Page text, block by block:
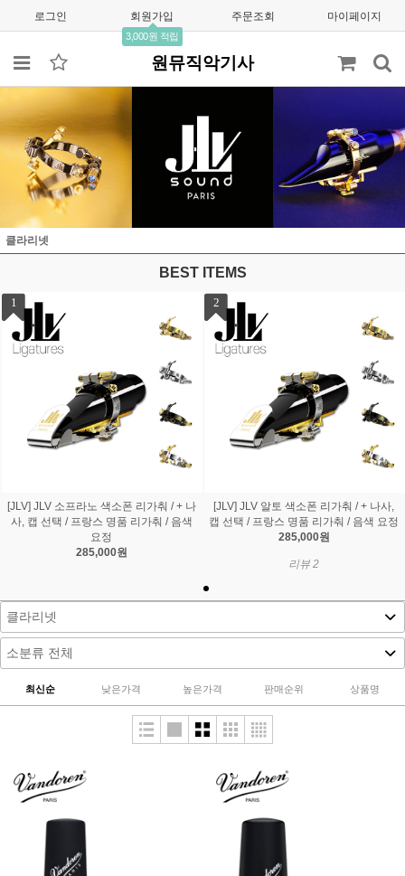
로그인 회원가입
3,000원 적립
주문조회 마이페이지
원뮤직악기사
클라리넷
BEST ITEMS
1
[JLV] JLV 소프라노 색소폰 리가춰 / + 나
사, 캡 선택 / 프랑스 명품 리가춰 / 음색
요정
285,000원
2
[JLV] JLV 알토 색소폰 리가춰 / + 나사,
캡 선택 / 프랑스 명품 리가춰 / 음색 요정
285,000원
리뷰 2
최신순 낮은가격 높은가격 판매순위 상품명